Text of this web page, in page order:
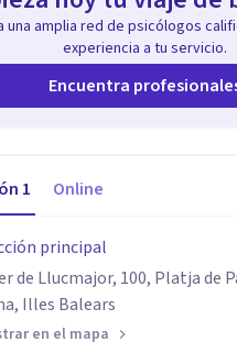
una amplia red de psicólogos
experiencia a tu servicio.
Encuentra
1 Online
principal
de Llucmajor, 100, Platja de
Illes Balears
en el mapa